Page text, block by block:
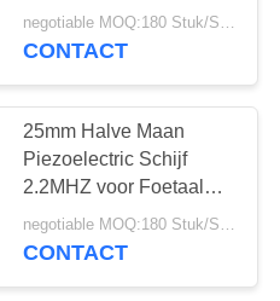
van de
15
9
Piezoelectric
Ceramische Plaat voor
negotiable MOQ:180 Stuk/Stukken
CONTACT
25mm Halve Maan
Piezoelectric Schijf
2.2MHZ voor Foetaal
Doppler
negotiable MOQ:180 Stuk/Stukken
CONTACT